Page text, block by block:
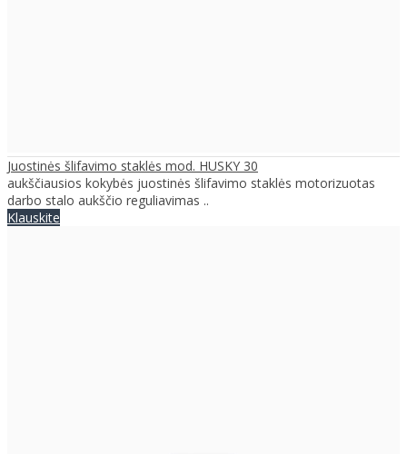
Juostinės šlifavimo staklės mod. HUSKY 30
aukščiausios kokybės juostinės šlifavimo staklės motorizuotas
darbo stalo aukščio reguliavimas ..
Klauskite